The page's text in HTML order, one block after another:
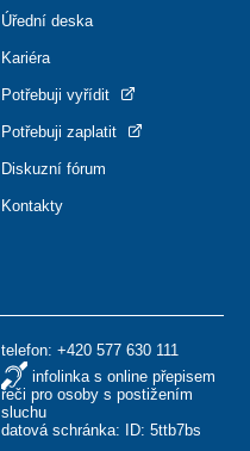
telefon: +420 577 630 111
infolinka s online přepisem
řeči pro osoby s postižením
sluchu
datová schránka: ID: 5ttb7bs
Úřední deska
Kariéra
Potřebuji vyřídit
Potřebuji zaplatit
Diskuzní fórum
Kontakty